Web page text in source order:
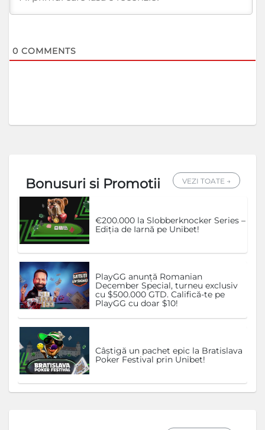
0 COMMENTS
Bonusuri si Promotii VEZI TOATE →
€200.000 la Slobberknocker Series –
Ediția de Iarnă pe Unibet!
PlayGG anunță Romanian
December Special, turneu exclusiv
cu $500.000 GTD. Califică-te pe
PlayGG cu doar $10!
Câștigă un pachet epic la Bratislava
Poker Festival prin Unibet!